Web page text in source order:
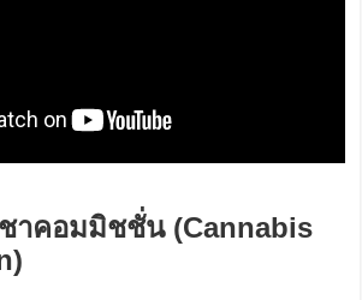
าคอมมิชชั่น (Cannabis